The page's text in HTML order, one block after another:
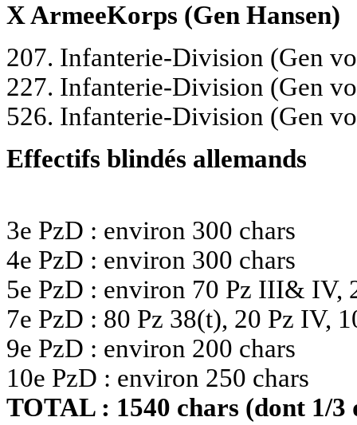
X ArmeeKorps (Gen Hansen)
207. Infanterie-Division (Gen
227. Infanterie-Division (Gen
526. Infanterie-Division (Gen
Effectifs blindés allemands
3e PzD : environ 300 chars
4e PzD : environ 300 chars
5e PzD : environ 70 Pz III& IV,
7e PzD : 80 Pz 38(t), 20 Pz IV,
9e PzD : environ 200 chars
10e PzD : environ 250 chars
TOTAL : 1540 chars (dont 1/3